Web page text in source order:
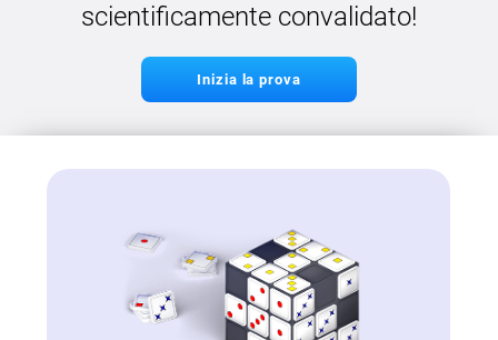
scientificamente convalidato!
Inizia la prova